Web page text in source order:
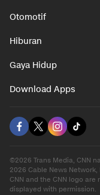
Otomotif
Hiburan
Gaya Hidup
Download Apps
©2026 Trans Media, CNN
2026 Cable News
CNN and the CNN logo
displayed with permission.